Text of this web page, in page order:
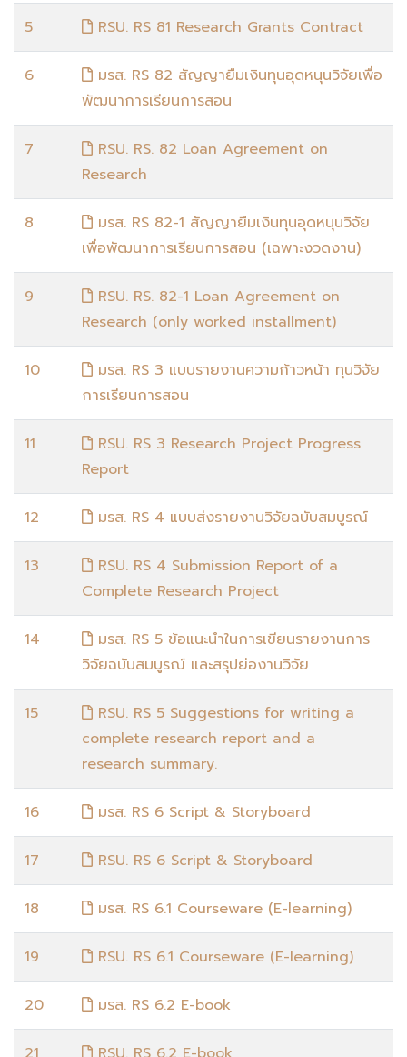
5 RSU. RS 81 Research Grants Contract
6
มรส. RS 82 สัญญายืมเงินทุนอุดหนุนวิจัยเพื่อ
พัฒนาการเรียนการสอน
7
RSU. RS. 82 Loan Agreement on
Research
8
มรส. RS 82-1 สัญญายืมเงินทุนอุดหนุนวิจัย
เพื่อพัฒนาการเรียนการสอน (เฉพาะงวดงาน)
9
RSU. RS. 82-1 Loan Agreement on
Research (only worked installment)
10
มรส. RS 3 แบบรายงานความก้าวหน้า ทุนวิจัย
การเรียนการสอน
11
RSU. RS 3 Research Project Progress
Report
12 มรส. RS 4 แบบส่งรายงานวิจัยฉบับสมบูรณ์
13
RSU. RS 4 Submission Report of a
Complete Research Project
14
มรส. RS 5 ข้อแนะนำในการเขียนรายงานการ
วิจัยฉบับสมบูรณ์ และสรุปย่องานวิจัย
15
RSU. RS 5 Suggestions for writing a
complete research report and a
research summary.
16 มรส. RS 6 Script & Storyboard
17 RSU. RS 6 Script & Storyboard
18 มรส. RS 6.1 Courseware (E-learning)
19 RSU. RS 6.1 Courseware (E-learning)
20 มรส. RS 6.2 E-book